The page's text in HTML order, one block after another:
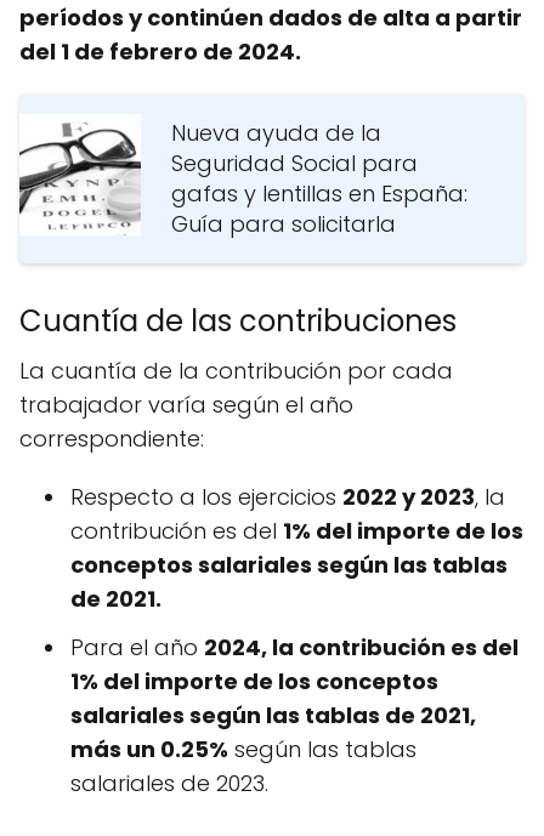
períodos y continúen dados de alta a partir
del 1 de febrero de 2024.
Nueva ayuda de la
Seguridad Social para
gafas y lentillas en España:
Guía para solicitarla
Cuantía de las contribuciones
La cuantía de la contribución por cada
trabajador varía según el año
correspondiente:
Respecto a los ejercicios 2022 y 2023, la
contribución es del 1% del importe de los
conceptos salariales según las tablas
de 2021.
Para el año 2024, la contribución es del
1% del importe de los conceptos
salariales según las tablas de 2021,
más un 0.25% según las tablas
salariales de 2023.